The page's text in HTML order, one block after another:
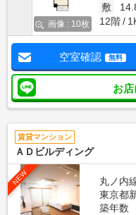
画像 : 10枚
敷
12階
空室確認 無料
お
賃貸マンション
ＡＤビルディング
NEW
丸ノ内
東京都
築年数